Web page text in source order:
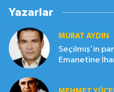
Yazarlar
MURAT AYDIN
Seçilmiş'in
Emanetine